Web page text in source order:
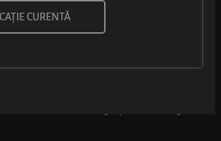
UMPLUTURĂ CU
CURENTĂ